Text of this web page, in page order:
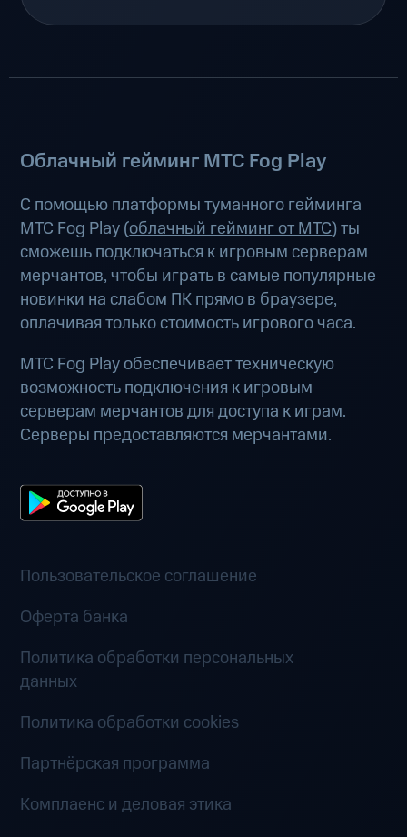
Облачный гейминг МТС Fog Play
С помощью платформы туманного гейминга
МТС Fog Play (облачный гейминг от МТС) ты
сможешь подключаться к игровым серверам
мерчантов, чтобы играть в самые популярные
новинки на слабом ПК прямо в браузере,
оплачивая только стоимость игрового часа.
МТС Fog Play обеспечивает техническую
возможность подключения к игровым
серверам мерчантов для доступа к играм.
Серверы предоставляются мерчантами.
Пользовательское соглашение
Оферта банка
Политика обработки персональных
данных
Политика обработки cookies
Партнёрская программа
Комплаенс и деловая этика